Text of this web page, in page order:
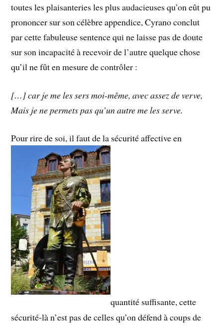
toutes les plaisanteries les plus audacieuses qu’on eût pu
prononcer sur son célèbre appendice, Cyrano conclut
par cette fabuleuse sentence qui ne laisse pas de doute
sur son incapacité à recevoir de l’autre quelque chose
qu’il ne fût en mesure de contrôler :
[…] car je me les sers moi-même, avec assez de verve,
Mais je ne permets pas qu’un autre me les serve.
Pour rire de soi, il faut de la sécurité affective en
quantité suffisante, cette
sécurité-là n’est pas de celles qu’on défend à coups de